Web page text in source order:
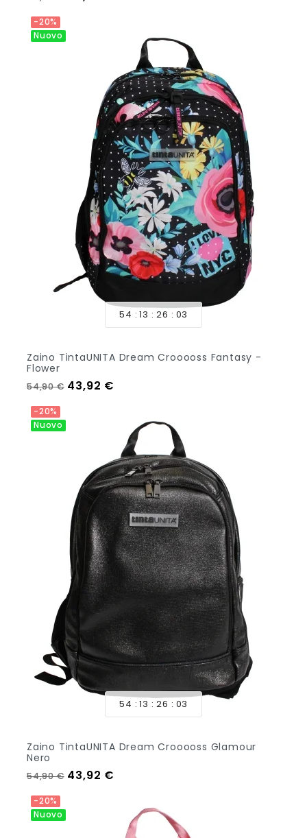
-20%
Nuovo
54 13 26 01
Zaino TintaUNITA Dream Crooooss Fantasy -
Flower
Prezzo regolare
54,90 € Prezzo
43,92 €
-20%
Nuovo
54 13 26 01
Zaino TintaUNITA Dream Crooooss Glamour
Nero
Prezzo regolare
54,90 € Prezzo
43,92 €
-20%
Nuovo